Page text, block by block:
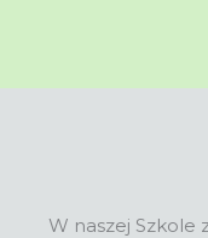
W naszej Szkole